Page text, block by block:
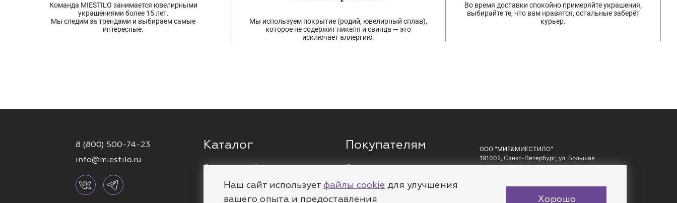
Команда MIESTILO занимается ювелирными
украшениями более 15 лет.
Мы следим за трендами и выбираем самые
интересные.
Мы используем покрытие (родий, ювелирный сплав),
которое не содержит никеля и свинца — это
исключает аллергию.
Во время доставки спокойно примеряйте украшения,
выбирайте те, что вам нравятся, остальные заберёт
курьер.
8 (800) 500-74-23
info@miestilo.ru
Каталог
Серьги
Каффы
Браслеты
Кольца
Цепи
Пирсинг
Покупателям
О компании
Доставка
Полезное
ООО "МИЕ&МИЕСТИЛО"
191002, Санкт-Петербург, ул. Большая
Московская, д. 1-3, литер А, офис 10.
Наш сайт использует файлы cookie для улучшения
вашего опыта и предоставления
Хорошо